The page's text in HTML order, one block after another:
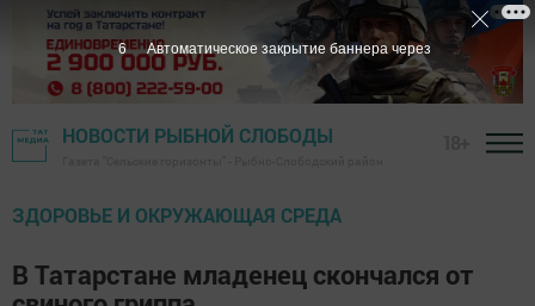
НОВОСТИ РЫБНОЙ СЛОБОДЫ
ЗДОРОВЬЕ И ОКРУЖАЮЩАЯ СРЕДА
В Татарстане младенец скончался от
5 Автоматическое закрытие баннера через